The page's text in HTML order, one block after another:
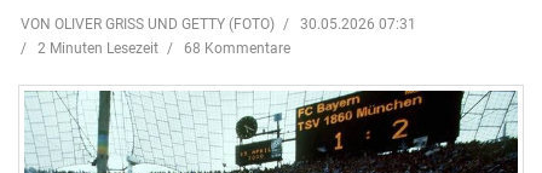
VON OLIVER GRISS UND GETTY (FOTO)
30.05.2026 07:31
2 Minuten Lesezeit
68 Kommentare